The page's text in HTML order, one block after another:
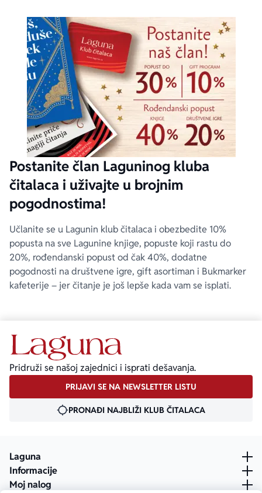
Postanite član Laguninog kluba
čitalaca i uživajte u brojnim
pogodnostima!
Učlanite se u Lagunin klub čitalaca i obezbedite 10%
popusta na sve Lagunine knjige, popuste koji rastu do
20%, rođendanski popust od čak 40%, dodatne
pogodnosti na društvene igre, gift asortiman i Bukmarker
kafeterije – jer čitanje je još lepše kada vam se isplati.
Pridruži se našoj zajednici i isprati dešavanja.
PRIJAVI SE NA NEWSLETTER LISTU
PRONAĐI NAJBLIŽI KLUB ČITALACA
Laguna
Informacije
Moj nalog